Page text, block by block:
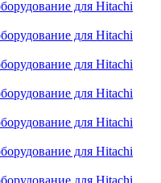
для Hitachi
для Hitachi
для Hitachi
для Hitachi
для Hitachi
для Hitachi
для Hitachi